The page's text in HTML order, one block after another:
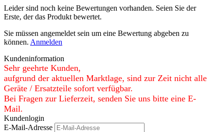
Leider sind noch keine Bewertungen vorhanden. Seien Sie der
Erste, der das Produkt bewertet.
Sie müssen angemeldet sein um eine Bewertung abgeben zu
können. Anmelden
Kundeninformation
Sehr geehrte Kunden,
aufgrund der aktuellen Marktlage, sind zur Zeit nicht alle
Geräte / Ersatzteile sofort verfügbar.
Bei Fragen zur Lieferzeit, senden Sie uns bitte eine E-
Mail.
Kundenlogin
E-Mail-Adresse